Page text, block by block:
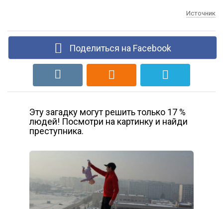
Источник
Поделиться на Facebook
Эту загадку могут решить только 17 %
людей! Посмотри на картинку и найди
преступника.